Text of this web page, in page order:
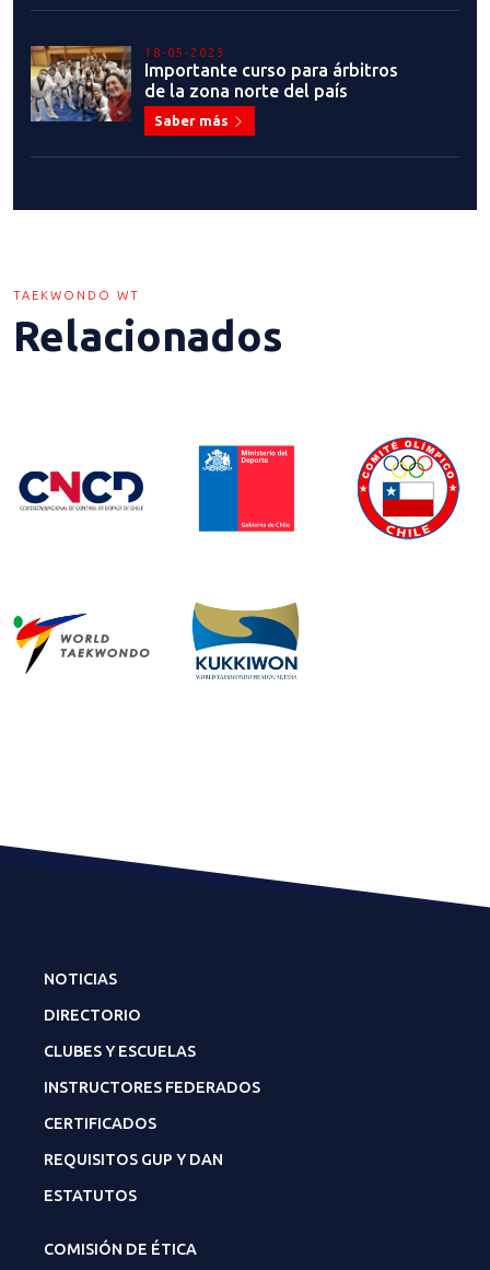
18-05-2023
Importante curso para árbitros
de la zona norte del país
Saber más
TAEKWONDO WT
Relacionados
NOTICIAS
DIRECTORIO
CLUBES Y ESCUELAS
INSTRUCTORES FEDERADOS
CERTIFICADOS
REQUISITOS GUP Y DAN
ESTATUTOS
COMISIÓN DE ÉTICA